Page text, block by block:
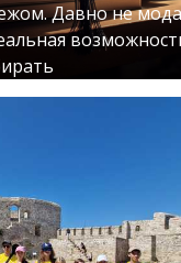
Давно не